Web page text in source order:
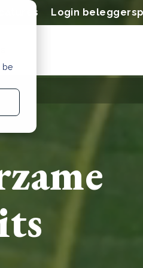
be
Login